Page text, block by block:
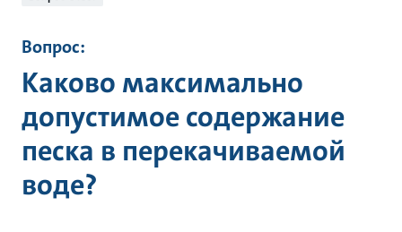
Вопрос:
Каково максимально
допустимое содержание
песка в перекачиваемой
воде?